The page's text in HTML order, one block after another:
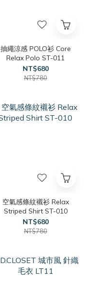
抽繩涼感 POLO衫 Core
Relax Polo ST-011
NT$680
NT$780
空氣感條紋襯衫 Relax
Striped Shirt ST-010
NT$680
NT$780